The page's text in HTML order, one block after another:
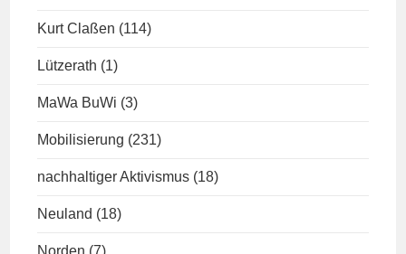
Kurt Claßen (114)
Lützerath (1)
MaWa BuWi (3)
Mobilisierung (231)
nachhaltiger Aktivismus (18)
Neuland (18)
Norden (7)